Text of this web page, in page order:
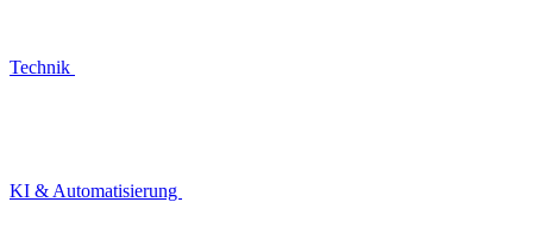
Technik
KI & Automatisierung